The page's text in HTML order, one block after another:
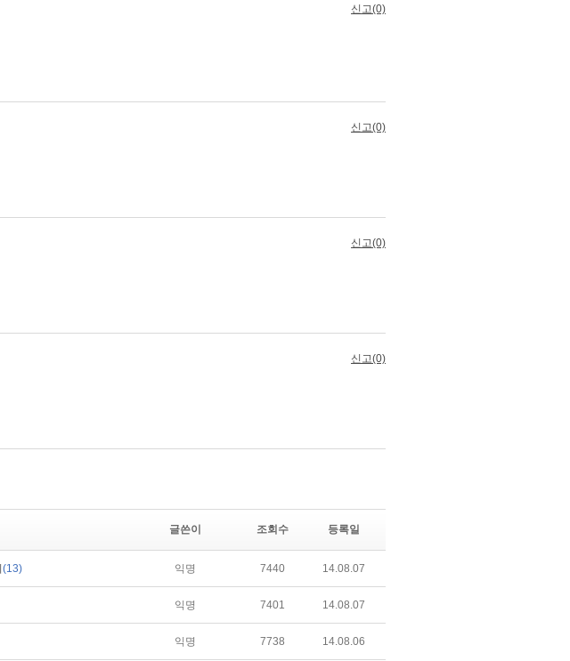
글쓴이 조회수 등록일
(13) 익명 7440 14.08.07
익명 7401 14.08.07
익명 7738 14.08.06